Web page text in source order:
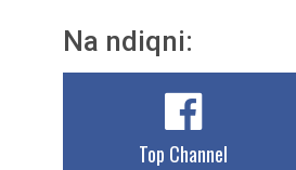
Na ndiqni:
Top Channel